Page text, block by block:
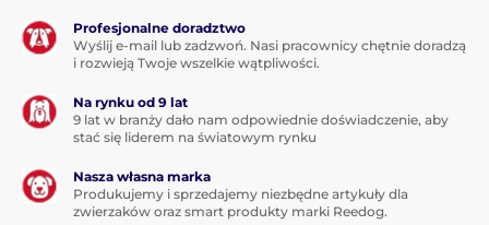
Profesjonalne doradztwo
Wyślij e-mail lub zadzwoń. Nasi pracownicy chętnie doradzą
i rozwieją Twoje wszelkie wątpliwości.
Na rynku od 9 lat
9 lat w branży dało nam odpowiednie doświadczenie, aby
stać się liderem na światowym rynku
Nasza własna marka
Produkujemy i sprzedajemy niezbędne artykuły dla
zwierzaków oraz smart produkty marki Reedog.